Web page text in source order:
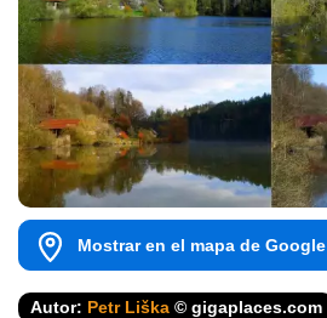
Mostrar en el mapa de Google
Autor: Petr Liška © gigaplaces.com